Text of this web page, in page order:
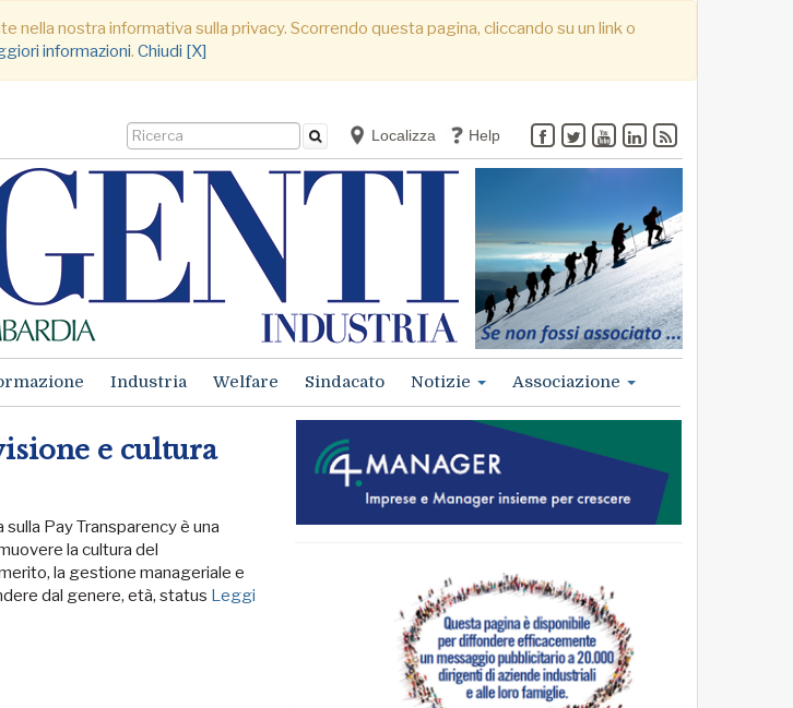
nostra informativa sulla privacy. Scorrendo questa pagina, cliccando su un link o
informazioni. Chiudi [X]
Localizza Help
Industria Welfare Sindacato Notizie Associazione
e cultura
Pay Transparency è una
la cultura del
la gestione manageriale e
dal genere, età, status Leggi